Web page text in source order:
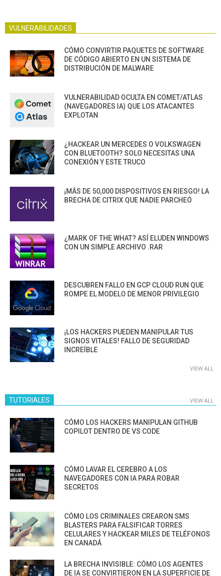
VULNERABILIDADES
CÓMO CONVIRTIR PAQUETES DE SOFTWARE
DE CÓDIGO ABIERTO EN UN SISTEMA DE
DISTRIBUCIÓN DE MALWARE
VULNERABILIDAD OCULTA EN COMET/ATLAS
(NAVEGADORES IA) QUE LOS ATACANTES
EXPLOTAN
¿HACKEAR UN MERCEDES O VOLKSWAGEN
CON BLUETOOTH? SOLO NECESITAS UNA
CONEXIÓN Y ESTE TRUCO
¡MÁS DE 50,000 DISPOSITIVOS EN RIESGO! LA
BRECHA DE CITRIX QUE NADIE PARCHEÓ
¿MARK OF THE WHAT? ASÍ ELUDEN WINDOWS
CON UN SIMPLE ARCHIVO .RAR
DESCUBREN FALLO EN GCP CLOUD RUN QUE
ROMPE EL MODELO DE MENOR PRIVILEGIO
¡LOS HACKERS PUEDEN MANIPULAR TUS
SIGNOS VITALES! FALLO DE SEGURIDAD
INCREÍBLE
VIEW ALL
TUTORIALES VIEW ALL
CÓMO LOS HACKERS MANIPULAN GITHUB
COPILOT DENTRO DE VS CODE
CÓMO LAVAR EL CEREBRO A LOS
NAVEGADORES CON IA PARA ROBAR
SECRETOS
CÓMO LOS CRIMINALES CREARON SMS
BLASTERS PARA FALSIFICAR TORRES
CELULARES Y HACKEAR MILES DE TELÉFONOS
EN CANADÁ
LA BRECHA INVISIBLE: CÓMO LOS AGENTES
DE IA SE CONVIRTIERON EN LA SUPERFICIE DE